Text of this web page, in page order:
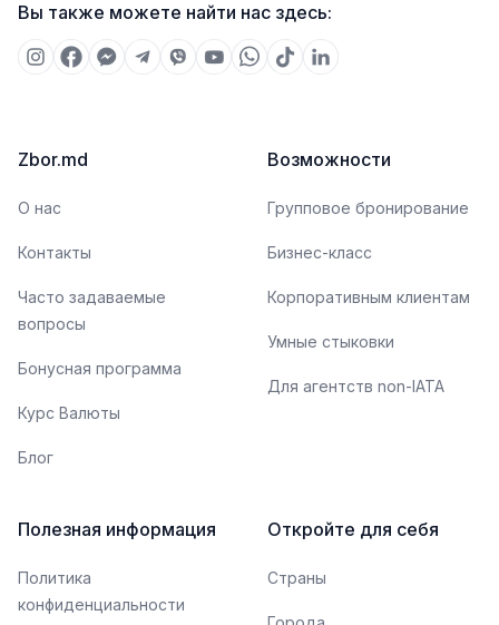
Вы также можете найти нас здесь:
Zbor.md
О нас
Контакты
Часто задаваемые
вопросы
Бонусная программа
Курс Валюты
Блог
Возможности
Групповое бронирование
Бизнес-класс
Корпоративным клиентам
Умные стыковки
Для агентств non-IATA
Полезная информация
Политика
конфиденциальности
Откройте для себя
Страны